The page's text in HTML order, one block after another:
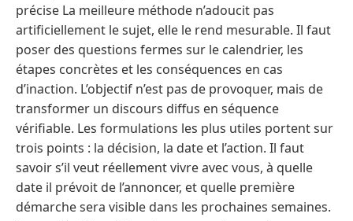
précise La meilleure méthode n’adoucit pas
artificiellement le sujet, elle le rend mesurable. Il faut
poser des questions fermes sur le calendrier, les
étapes concrètes et les conséquences en cas
d’inaction. L’objectif n’est pas de provoquer, mais de
transformer un discours diffus en séquence
vérifiable. Les formulations les plus utiles portent sur
trois points : la décision, la date et l’action. Il faut
savoir s’il veut réellement vivre avec vous, à quelle
date il prévoit de l’annoncer, et quelle première
démarche sera visible dans les prochaines semaines.